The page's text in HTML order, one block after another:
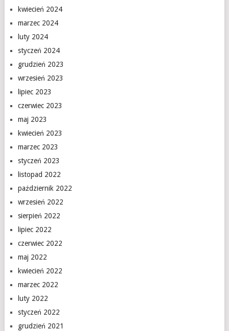
kwiecień 2024
marzec 2024
luty 2024
styczeń 2024
grudzień 2023
wrzesień 2023
lipiec 2023
czerwiec 2023
maj 2023
kwiecień 2023
marzec 2023
styczeń 2023
listopad 2022
październik 2022
wrzesień 2022
sierpień 2022
lipiec 2022
czerwiec 2022
maj 2022
kwiecień 2022
marzec 2022
luty 2022
styczeń 2022
grudzień 2021